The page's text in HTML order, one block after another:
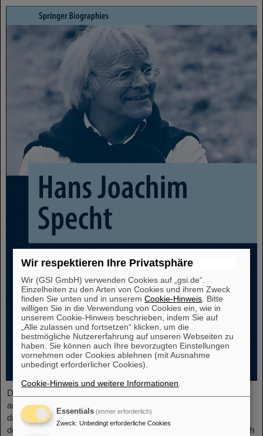
Der neue Open-Access-Band „Hans Joachim Specht: Scientist
and Visionary“, der kürzlich bei Springer erschienen ist, würdigt
das Leben und die Arbeit von Professor Hans Joachim Specht,
der im Mai 2024 im Alter von 87 Jahren verstorben ist. Das Buch
Wir respektieren Ihre Privatsphäre
Wir (GSI GmbH) verwenden Cookies auf „gsi.de“.
Einzelheiten zu den Arten von Cookies und ihrem Zweck
finden Sie unten und in unseremCookie-Hinweis . Bitte
willigen Sie in die Verwendung von Cookies ein, wie in
unserem Cookie-Hinweis beschrieben, indem Sie auf
„Alle zulassen und fortsetzen“ klicken, um die
bestmögliche Nutzererfahrung auf unseren Webseiten zu
haben. Sie können auch Ihre bevorzugten Einstellungen
vornehmen oder Cookies ablehnen (mit Ausnahme
unbedingt erforderlicher Cookies).
Cookie-Hinweis und weitere Informationen
Essentials (immer erforderlich)
Zweck: Unbedingt erforderliche Cookies